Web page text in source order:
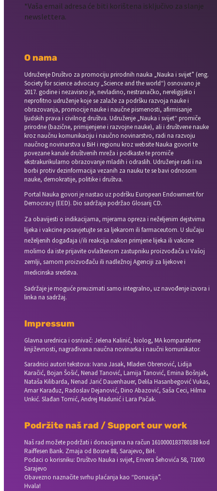
*Vaša email adresa će biti korištena isključivo za slanje
newslettera.
O nama
Udruženje Društvo za promociju prirodnih nauka „Nauka i svijet” (eng.
Society for science advocacy „Science and the world“) osnovano je
2017. godine i nezavisno je, nevladino, nestranačko, nereligijsko i
neprofitno udruženje koje se zalaže za podršku razvoja nauke i
obrazovanja, promocije nauke i naučne pismenosti, afirmisanje
ljudskih prava i civilnog društva. Udruženje „Nauka i svijet“ promiče
prirodne (bazične, primijenjene i razvojne nauke), ali i društvene nauke
kroz naučnu komunikaciju i naučno novinarstvo, radi na razvoju
naučnog novinarstva u BiH i regionu kroz website Nauka govori te
povezane kanale društvenih mreža i podkaste te promiče
ekstrakurikularno obrazovanje mladih i odraslih. Udruženje radi i na
borbi protiv dezinformacija vezanih za nauku te se bavi odnosom
nauke, demokratije, politike i društva.
Portal Nauka govori je nastao uz podršku European Endowment for
Democracy (EED). Dio sadržaja podržao Glosarij CD.
Za obavijesti o indikacijama, mjerama opreza i neželjenim dejstvima
lijeka i vakcine posavjetujte se sa ljekarom ili farmaceutom. U slučaju
neželjenih događaja i/ili reakcija nakon primjene lijeka ili vakcine
molimo da iste prijavite ovlaštenom zastupniku proizvođača u Vašoj
zemlji, samom proizvođaču ili nadležnoj Agenciji za lijekove i
medicinska sredstva.
Sadržaje je moguće preuzimati samo integralno, uz navođenje izvora i
linka na sadržaj.
Impressum
Glavna urednica i osnivač: Jelena Kalinić, biolog, MA komparativne
književnosti, nagrađivana naučna novinarka i naučni komunikator.
Saradnici autori tekstova: Ivana Jasak, Mladen Obrenović, Lidija
Karačić, Bojan Šošić, Nenad Tanović, Lamija Tanović, Emina Bošnjak,
Nataša Kilibarda, Nenad Jarić Dauenhauer, Delila Hasanbegović Vukas,
Amar Karađuz, Radoslav Dejanović, Dino Abazović, Saša Ceci, Hilma
Unkić. Slađan Tomić, Andrej Madunić i Lara Pačak.
Podržite naš rad / Support our work
Naš rad možete podržati i donacijama na račun 1610000183780188 kod
Raiffesen Bank. Zmaja od Bosne 88, Sarajevo, BiH.
Podaci o korisniku: Društvo Nauka i svijet, Envera Šehovića 58, 71000
Sarajevo
Obavezno naznačite svrhu plaćanja kao “Donacija”.
Hvala!